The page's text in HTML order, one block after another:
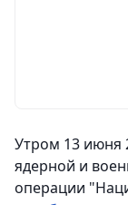
Утром 13 июня
ядерной и
операции